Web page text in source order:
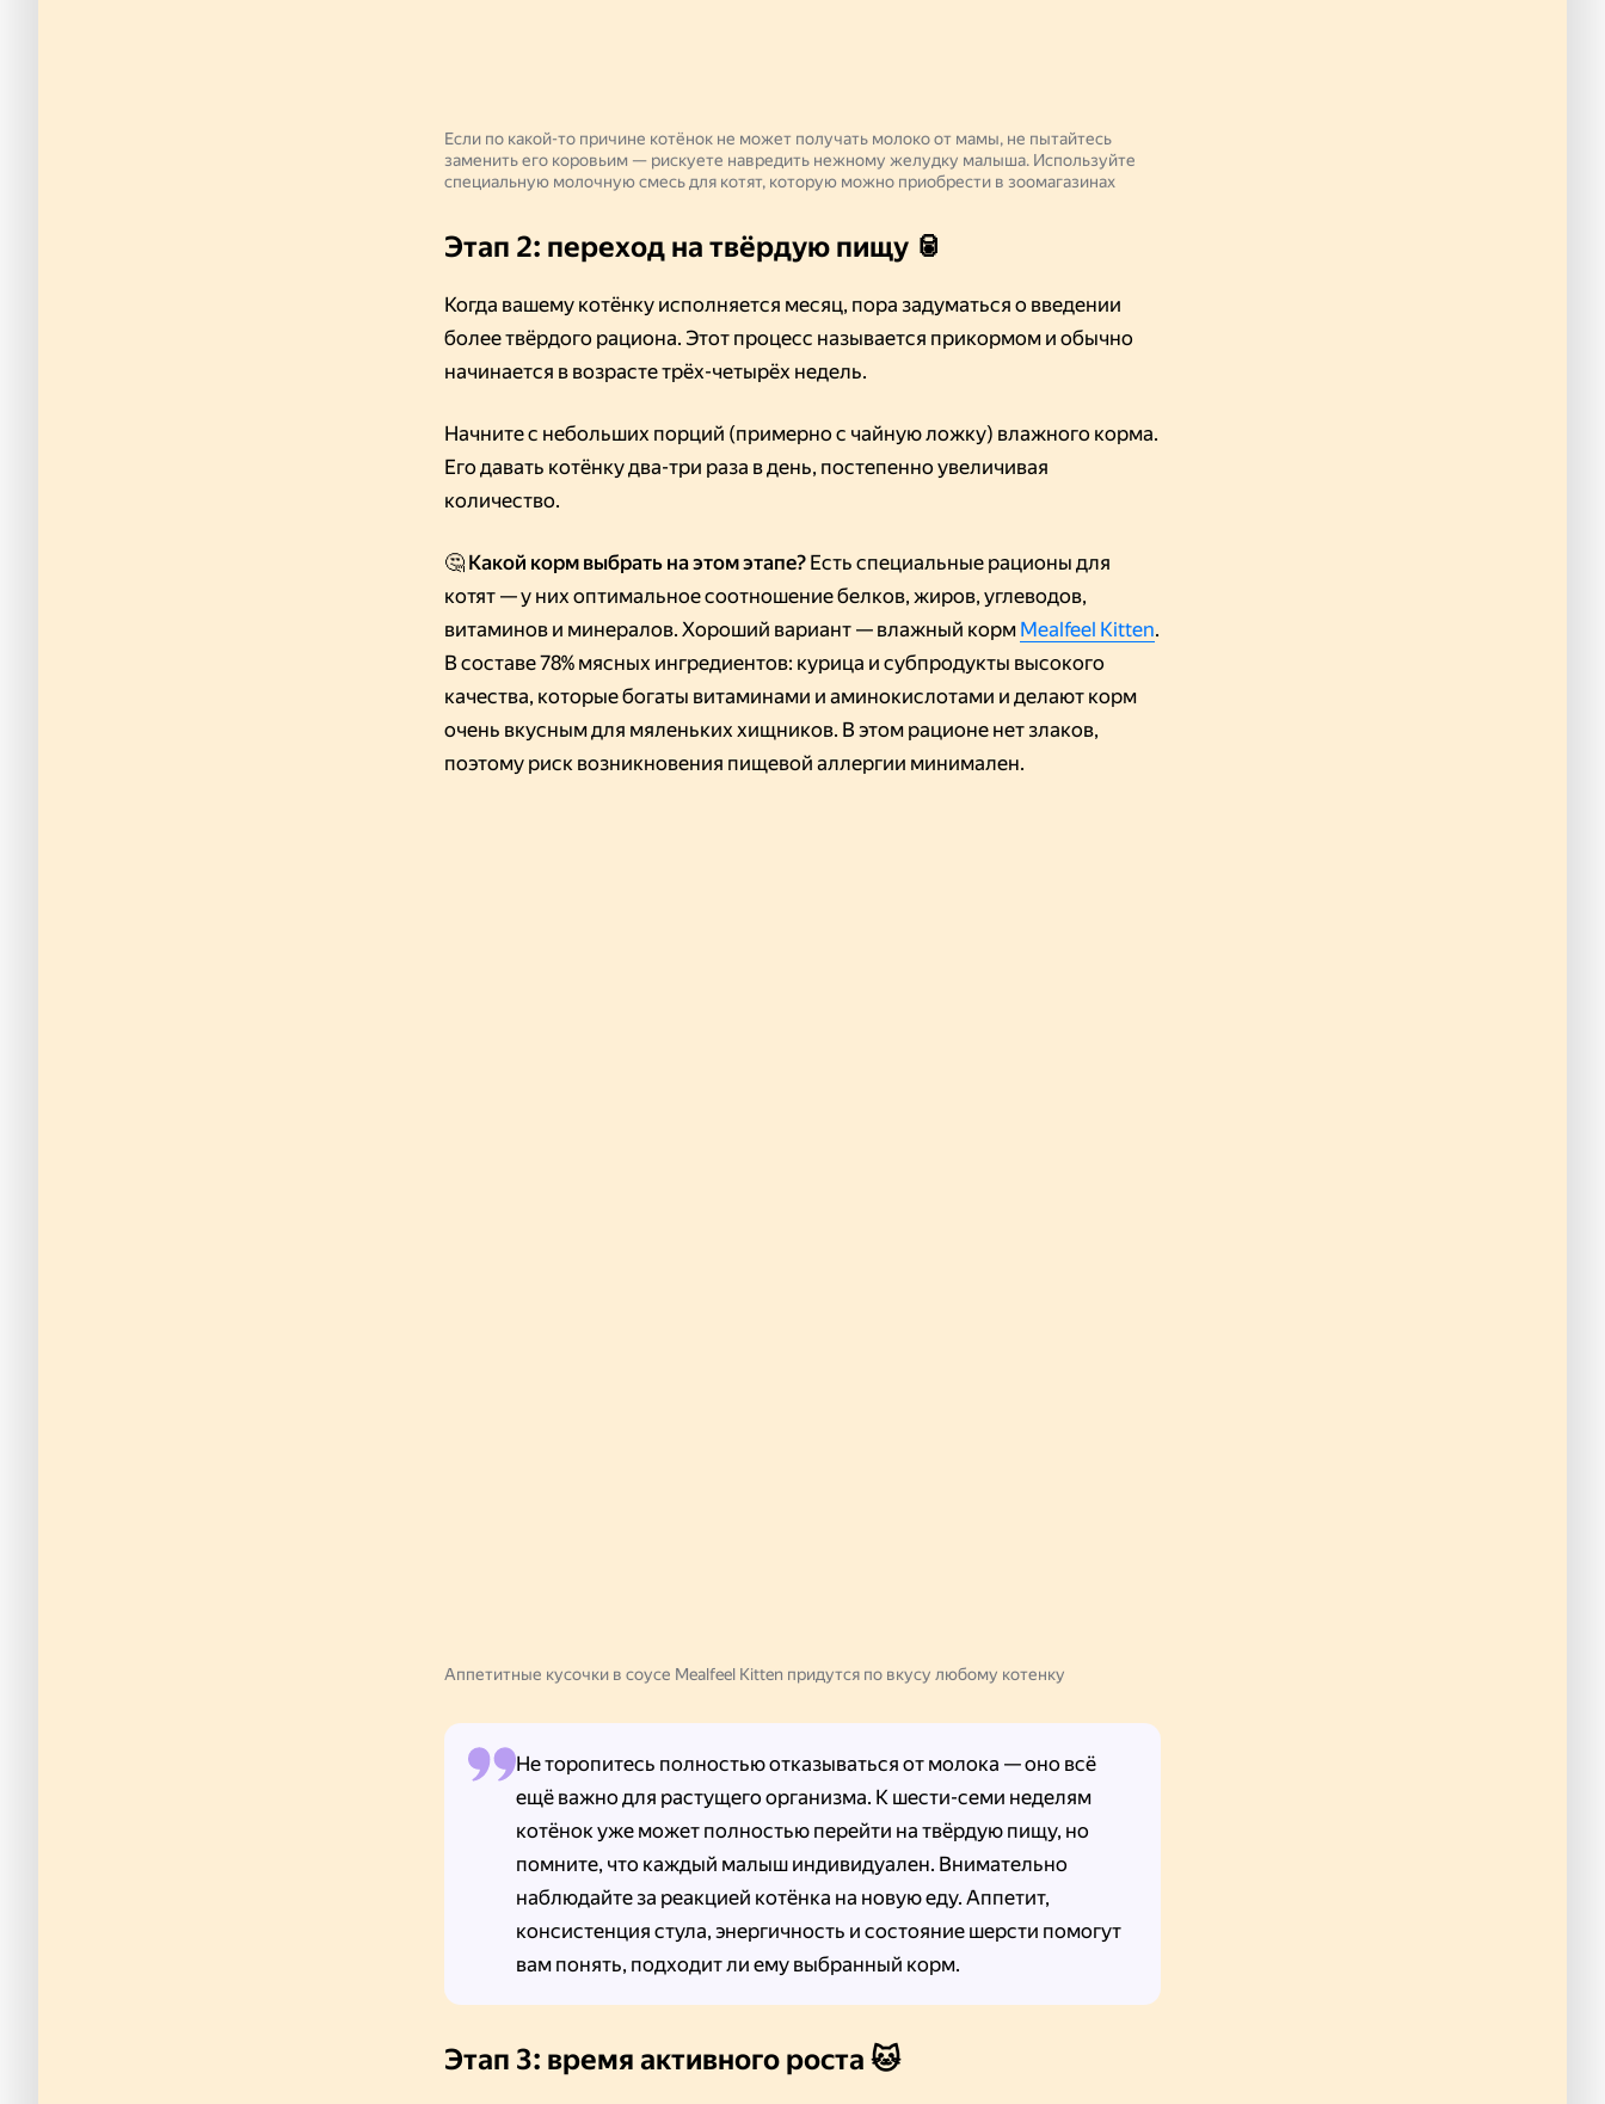
Если по какой-то причине котёнок не может получать молоко от мамы, не пытайтесь
заменить его коровьим — рискуете навредить нежному желудку малыша. Используйте
специальную молочную смесь для котят, которую можно приобрести в зоомагазинах
Этап 2: переход на твёрдую пищу 🥫
Когда вашему котёнку исполняется месяц, пора задуматься о введении
более твёрдого рациона. Этот процесс называется прикормом и обычно
начинается в возрасте трёх-четырёх недель.
Начните с небольших порций (примерно с чайную ложку) влажного корма.
Его давать котёнку два-три раза в день, постепенно увеличивая
количество.
🤔 Какой корм выбрать на этом этапе? Есть специальные рационы для
котят — у них оптимальное соотношение белков, жиров, углеводов,
витаминов и минералов. Хороший вариант — влажный корм Mealfeel Kitten.
В составе 78% мясных ингредиентов: курица и субпродукты высокого
качества, которые богаты витаминами и аминокислотами и делают корм
очень вкусным для мяленьких хищников. В этом рационе нет злаков,
поэтому риск возникновения пищевой аллергии минимален.
Аппетитные кусочки в соусе Mealfeel Kitten придутся по вкусу любому котенку
Не торопитесь полностью отказываться от молока — оно всё
ещё важно для растущего организма. К шести-семи неделям
котёнок уже может полностью перейти на твёрдую пищу, но
помните, что каждый малыш индивидуален. Внимательно
наблюдайте за реакцией котёнка на новую еду. Аппетит,
консистенция стула, энергичность и состояние шерсти помогут
вам понять, подходит ли ему выбранный корм.
Этап 3: время активного роста 🐱